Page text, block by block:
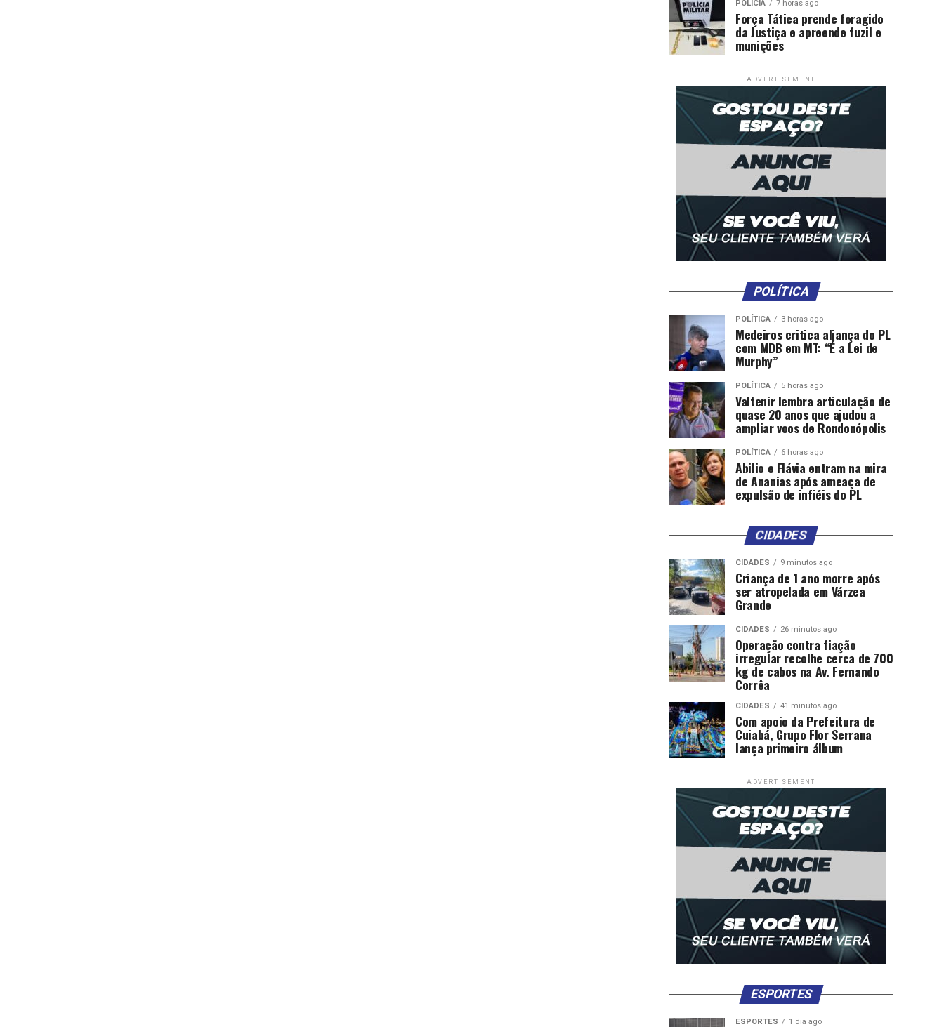
POLÍCIA 7 horas ago
Força Tática prende foragido
da Justiça e apreende fuzil e
munições
ADVERTISEMENT
POLÍTICA
POLÍTICA 3 horas ago
Medeiros critica aliança do PL
com MDB em MT: “É a Lei de
Murphy”
POLÍTICA 5 horas ago
Valtenir lembra articulação de
quase 20 anos que ajudou a
ampliar voos de Rondonópolis
POLÍTICA 6 horas ago
Abilio e Flávia entram na mira
de Ananias após ameaça de
expulsão de infiéis do PL
CIDADES
CIDADES 9 minutos ago
Criança de 1 ano morre após
ser atropelada em Várzea
Grande
CIDADES 26 minutos ago
Operação contra fiação
irregular recolhe cerca de 700
kg de cabos na Av. Fernando
Corrêa
CIDADES 41 minutos ago
Com apoio da Prefeitura de
Cuiabá, Grupo Flor Serrana
lança primeiro álbum
ADVERTISEMENT
ESPORTES
ESPORTES 1 dia ago